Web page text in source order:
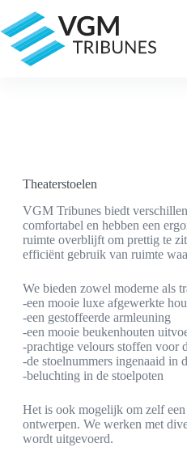
naar
de
inhoud
Theaterstoelen
VGM Tribunes biedt
comfortabel en hebben een
ruimte overblijft om prettig te
efficiënt gebruik van ruimte
We bieden zowel moderne als
-een mooie luxe afgewerkte
-een gestoffeerde armleuning
-een mooie beukenhouten
-prachtige velours stoffen voor
-de stoelnummers ingenaaid in
-beluchting in de stoelpoten
Het is ook mogelijk om zelf
ontwerpen. We werken met
wordt uitgevoerd.